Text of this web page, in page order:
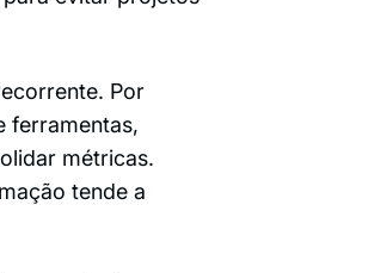
Por
ferramentas,
métricas.
tende a